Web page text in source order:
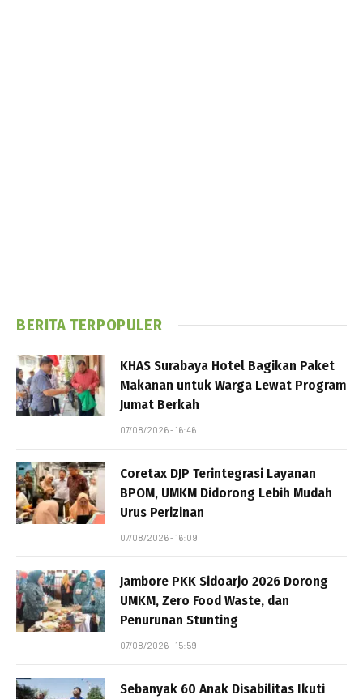
BERITA TERPOPULER
KHAS Surabaya Hotel Bagikan Paket
Makanan untuk Warga Lewat Program
Jumat Berkah
07/08/2026 - 16:46
Coretax DJP Terintegrasi Layanan
BPOM, UMKM Didorong Lebih Mudah
Urus Perizinan
07/08/2026 - 16:09
Jambore PKK Sidoarjo 2026 Dorong
UMKM, Zero Food Waste, dan
Penurunan Stunting
07/08/2026 - 15:59
Sebanyak 60 Anak Disabilitas Ikuti